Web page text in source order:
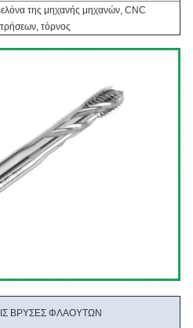
της μηχανής μηχανών, CNC
τόρνος
ΒΡΥΣΕΣ ΦΛΑΟΥΤΩΝ